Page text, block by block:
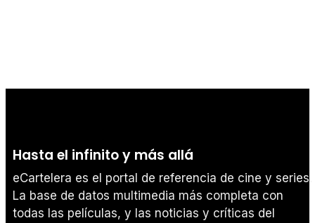
Hasta el infinito y más allá
eCartelera es el portal de referencia de cine y series.
La base de datos multimedia más completa con
todas las películas, y las noticias y críticas del